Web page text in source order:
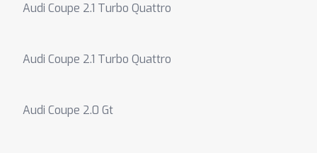
Audi Coupe 2.1 Turbo Quattro
Audi Coupe 2.1 Turbo Quattro
Audi Coupe 2.0 Gt